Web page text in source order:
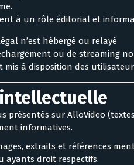
à un rôle éditorial et
n’est hébergé ou relayé
ou de streaming
mis à disposition des
présentés sur AlloVideo
informatives.
extraits et références
ayants droit respectifs.